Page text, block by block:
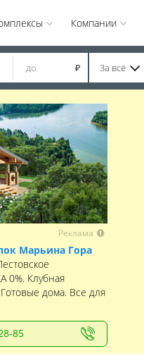
Компании
₽ За всё
Реклама
Марьина Гора
0%. Клубная
Готовые дома. Все для
85